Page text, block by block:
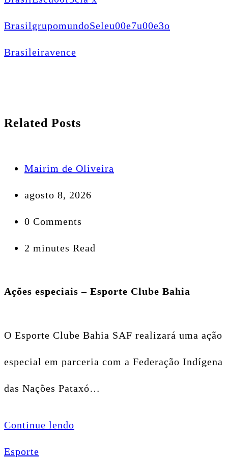
BrasilgrupomundoSeleu00e7u00e3o
Brasileiravence
Related Posts
Mairim de Oliveira
agosto 8, 2026
0 Comments
2 minutes Read
Ações especiais – Esporte Clube Bahia
O Esporte Clube Bahia SAF realizará uma ação
especial em parceria com a Federação Indígena
das Nações Pataxó…
Continue lendo
Esporte